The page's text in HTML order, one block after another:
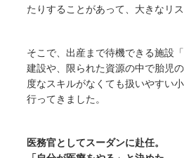
たりすることがあって、大きなリス
そこで、出産まで待機できる施設
建設や、限られた資源の中で胎児
度なスキルがなくても扱いやすい
行ってきました。
医務官としてスーダンに赴任。